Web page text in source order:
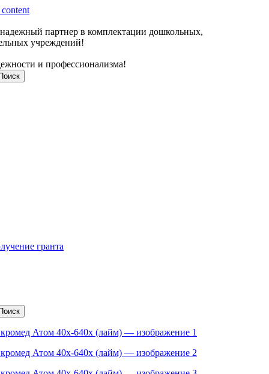
партнер в комплектации дошкольных,
учреждений!
и профессионализма!
Поиск
гранта
Поиск